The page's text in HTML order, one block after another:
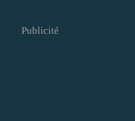
Publicité